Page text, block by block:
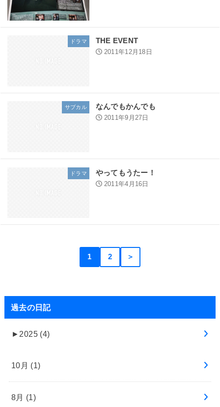
ドラマ THE EVENT
2011年12月18日
サブカル なんでもかんでも
2011年9月27日
ドラマ やってもうたー！
2011年4月16日
1 2 ＞
過去の日記
► 2025 (4)
10月 (1)
8月 (1)